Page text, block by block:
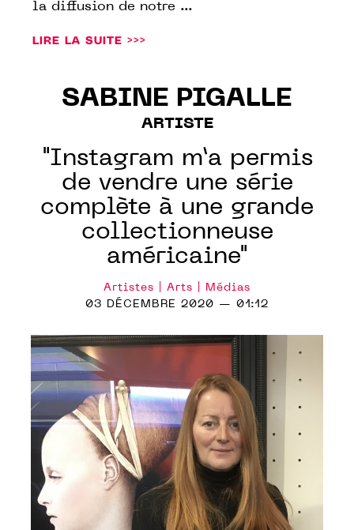
la diffusion de notre ...
LIRE LA SUITE >>>
SABINE PIGALLE
ARTISTE
"Instagram m’a permis
de vendre une série
complète à une grande
collectionneuse
américaine"
Artistes | Arts | Médias
03 DÉCEMBRE 2020 — 01:12